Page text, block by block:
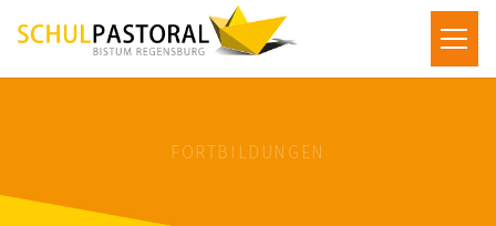
FORTBILDUNGEN